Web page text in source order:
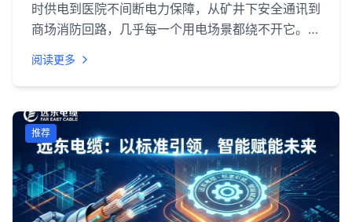
时供电到医院不间断电力保障，从矿井下安全通讯到
商场消防回路，几乎每一个用电场景都绕不开它。尤
向，直接挂钩安全验收标准，选型一旦出现偏差，轻
则返工整改，重则影响整栋建筑的消防验收与矿山安
全许可。<br>但现实情况是，国内线缆企业超过上
万家，产品参数看似相近，实际在阻燃等级、耐火时
长、矿用认证等核心指标上差异明显。对于采购方而
言，真正的难点不在于"买不到"，而在于"看不
清"——谁的低烟无卤是真达标？谁的矿用电缆能通
过MA认证？谁的售后能在48小时内到场？<br>基
阅读更多
推荐